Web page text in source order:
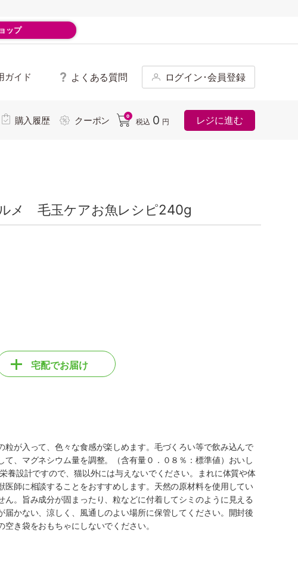
ップ
ガイド よくある質問 ログイン･会員登録
購入履歴 クーポン 0
税込 0 円 レジに進む
メ 毛玉ケアお魚レシピ240g
宅配でお届け
が入って、色々な食感が楽しめます。毛づくろい等で飲み込んで
、マグネシウム量を調整。（含有量０．０８％：標準値）おいし
設計ですので、猫以外には与えないでください。まれに体質や体
師に相談することをおすすめします。天然の原材料を使用してい
。旨み成分が固まったり、粒などに付着してシミのように見える
かない、涼しく、風通しのよい場所に保管してください。開封後
き袋をおもちゃにしないでください。